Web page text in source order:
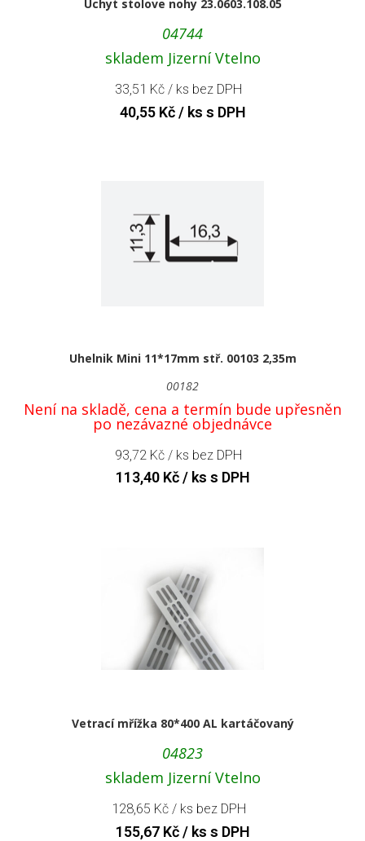
Uchyt stolove nohy 23.0603.108.05
04744
skladem Jizerní Vtelno
33,51 Kč / ks bez DPH
40,55 Kč/ ks s DPH
Uhelnik Mini 11*17mm stř. 00103 2,35m
00182
Není na skladě, cena a termín bude upřesněn
po nezávazné objednávce
93,72 Kč / ks bez DPH
113,40 Kč/ ks s DPH
Vetrací mřížka 80*400 AL kartáčovaný
04823
skladem Jizerní Vtelno
128,65 Kč/ ks bez DPH
155,67 Kč/ ks s DPH